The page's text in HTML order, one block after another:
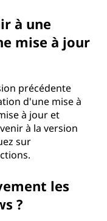
à une
mise à jour
précédente
d'une mise à
à jour et
à la version
sur
les
?